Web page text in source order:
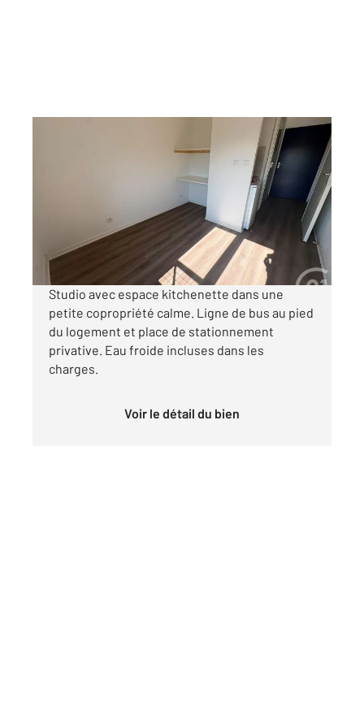
Appartement Studio à louer
320 €
par mois charges comprises
Studio avec espace kitchenette dans une
petite copropriété calme. Ligne de bus au pied
du logement et place de stationnement
privative. Eau froide incluses dans les
charges.
Voir le détail du bien